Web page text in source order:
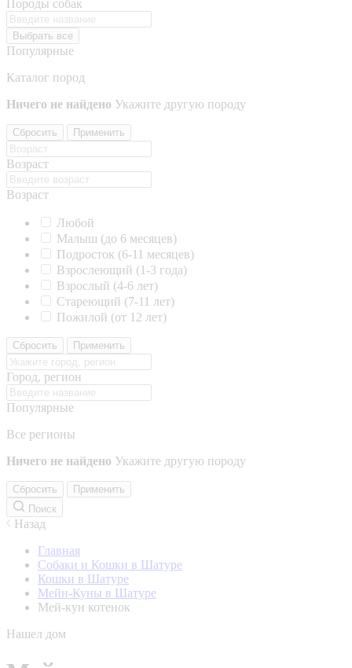
Породы собак
Выбрать все
Популярные
Каталог пород
Ничего не найдено Укажите другую породу
Сбросить Применить
Возраст
Возраст
Любой
Малыш (до 6 месяцев)
Подросток (6-11 месяцев)
Взрослеющий (1-3 года)
Взрослый (4-6 лет)
Стареющий (7-11 лет)
Пожилой (от 12 лет)
Сбросить Применить
Город, регион
Популярные
Все регионы
Ничего не найдено Укажите другую породу
Сбросить
Применить
Поиск
Назад
Главная
Собаки и Кошки в Шатуре
Кошки в Шатуре
Мейн-Куны в Шатуре
Мей-кун котенок
Нашел дом